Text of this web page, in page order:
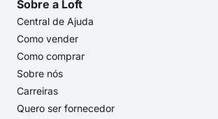
Sobre a Loft
Central de Ajuda
Como vender
Como comprar
Sobre nós
Carreiras
Quero ser fornecedor